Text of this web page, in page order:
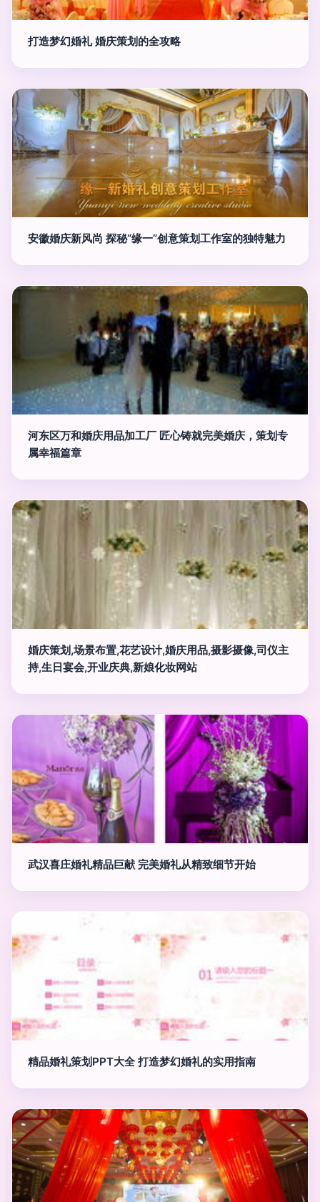
打造梦幻婚礼 婚庆策划的全攻略
安徽婚庆新风尚 探秘“缘一”创意策划工作室的独特魅力
河东区万和婚庆用品加工厂 匠心铸就完美婚庆，策划专
属幸福篇章
婚庆策划,场景布置,花艺设计,婚庆用品,摄影摄像,司仪主
持,生日宴会,开业庆典,新娘化妆网站
武汉喜庄婚礼精品巨献 完美婚礼从精致细节开始
精品婚礼策划PPT大全 打造梦幻婚礼的实用指南